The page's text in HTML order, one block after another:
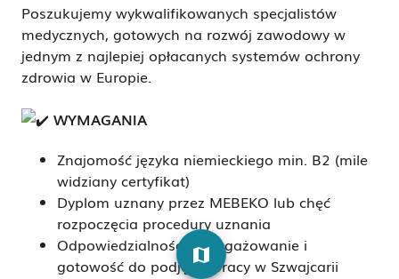
Poszukujemy wykwalifikowanych specjalistów
medycznych, gotowych na rozwój zawodowy w
jednym z najlepiej opłacanych systemów ochrony
zdrowia w Europie.
WYMAGANIA
Znajomość języka niemieckiego min. B2 (mile
widziany certyfikat)
Dyplom uznany przez MEBEKO lub chęć
rozpoczęcia procedury uznania
Odpowiedzialność, zaangażowanie i
gotowość do podjęcia pracy w Szwajcarii
map